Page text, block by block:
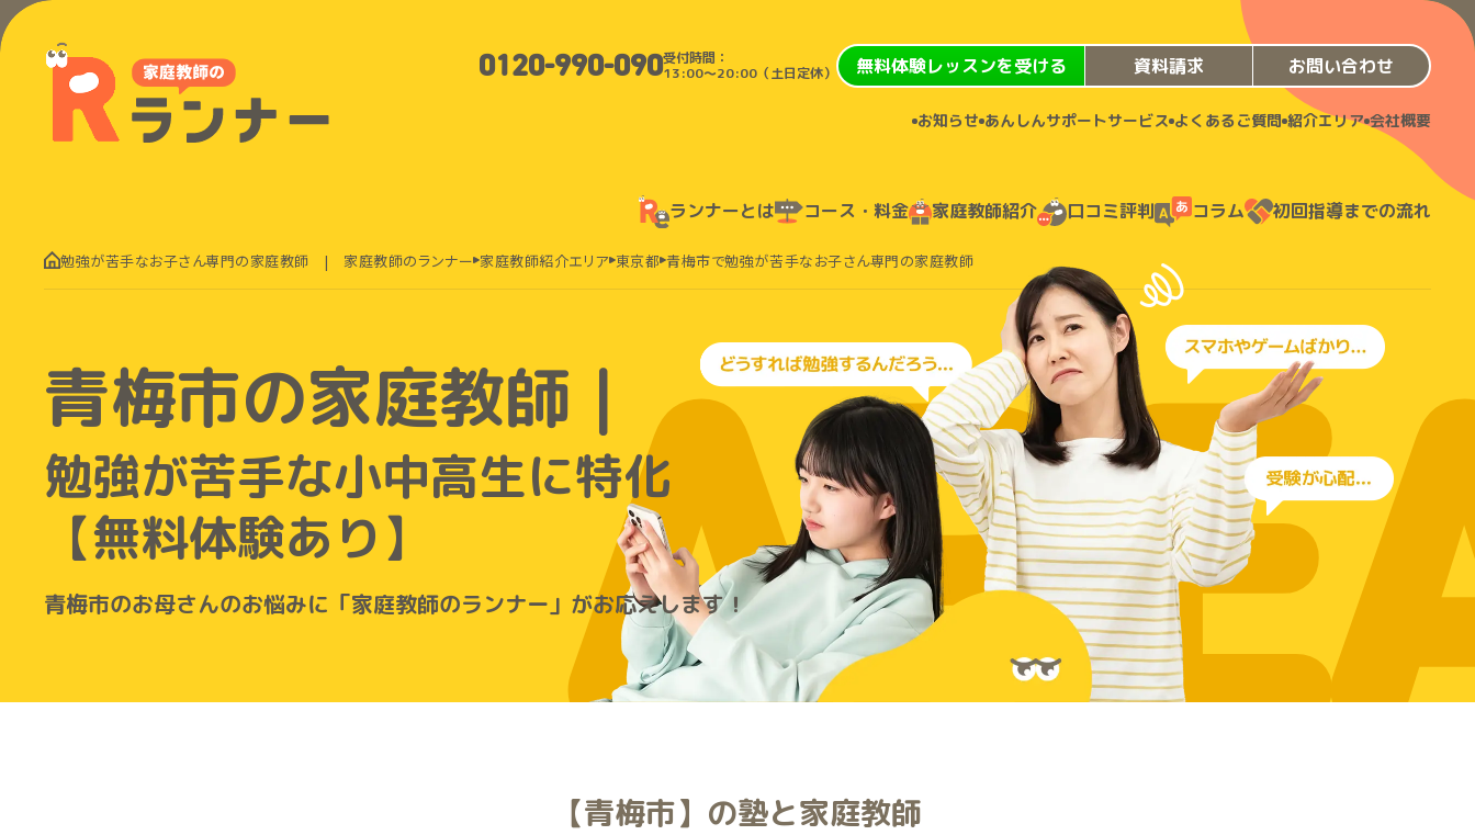
0120-990-090受付時間：
13:00〜20:00（土日定休）
無料体験レッスンを受ける 資料請求 お問い合わせ
お知らせ あんしんサポートサービス よくあるご質問 紹介エリア 会社概要
ランナーとは コース・料金 家庭教師紹介 口コミ評判 コラム 初回指導までの流れ
勉強が苦手なお子さん専門の家庭教師 | 家庭教師のランナー 家庭教師紹介エリア 東京都 青梅市で勉強が苦手なお子さん専門の家庭教師
青梅市の家庭教師｜
勉強が苦手な小中高生に特化
【無料体験あり】
青梅市のお母さんのお悩みに「家庭教師のランナー」がお応えします！
【青梅市】の塾と家庭教師